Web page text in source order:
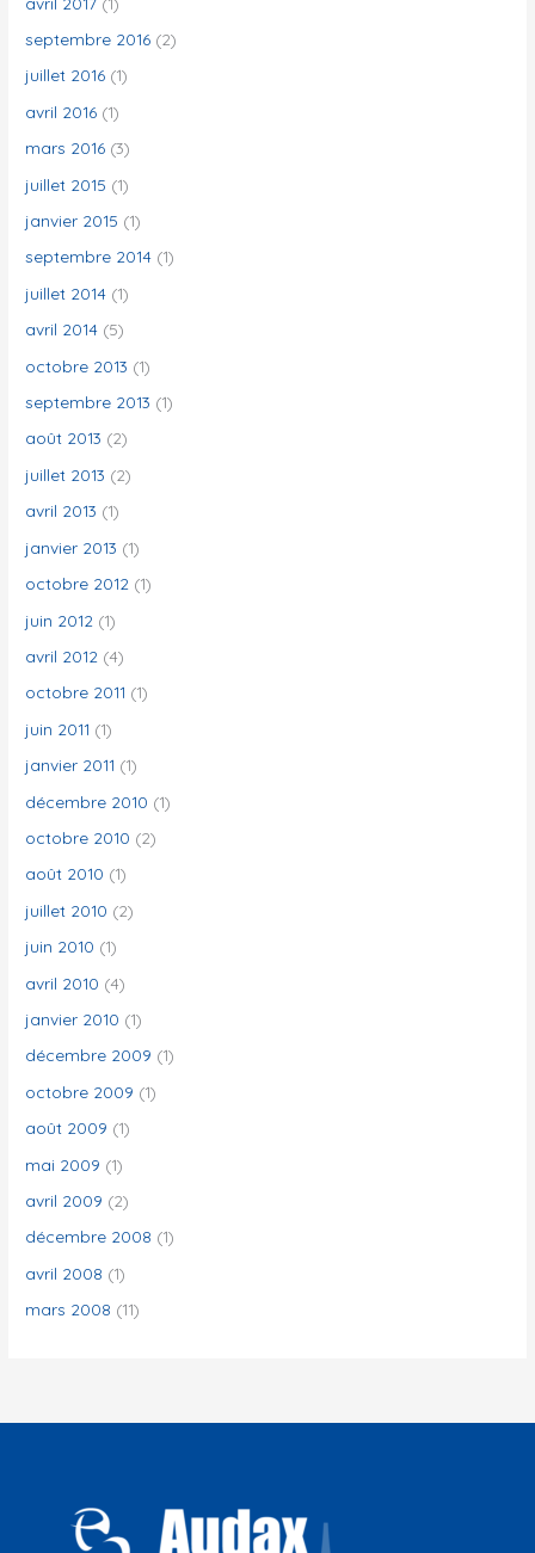
septembre 2016 (2)
juillet 2016 (1)
avril 2016 (1)
mars 2016 (3)
juillet 2015 (1)
janvier 2015 (1)
septembre 2014 (1)
juillet 2014 (1)
avril 2014 (5)
octobre 2013 (1)
septembre 2013 (1)
août 2013 (2)
juillet 2013 (2)
avril 2013 (1)
janvier 2013 (1)
octobre 2012 (1)
juin 2012 (1)
avril 2012 (4)
octobre 2011 (1)
juin 2011 (1)
janvier 2011 (1)
décembre 2010 (1)
octobre 2010 (2)
août 2010 (1)
juillet 2010 (2)
juin 2010 (1)
avril 2010 (4)
janvier 2010 (1)
décembre 2009 (1)
octobre 2009 (1)
août 2009 (1)
mai 2009 (1)
avril 2009 (2)
décembre 2008 (1)
avril 2008 (1)
mars 2008 (11)